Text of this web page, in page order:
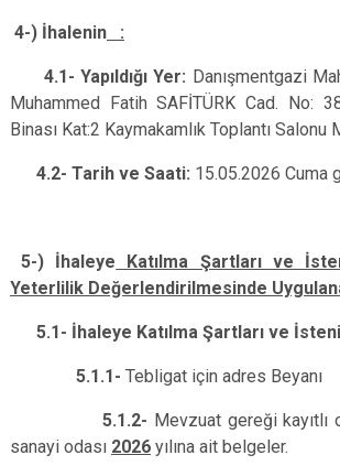
4-) İhalenin :
4.1- Yapıldığı Yer: Danışmentgazi
Muhammed Fatih SAFİTÜRK Cad. No:
Binası Kat:2 Kaymakamlık Toplantı Salonu
4.2- Tarih ve Saati: 15.05.2026 Cuma
5-) İhaleye Katılma Şartları ve
Yeterlilik Değerlendirilmesinde
5.1- İhaleye Katılma Şartları ve
5.1.1- Tebligat için adres Beyanı
5.1.2- Mevzuat gereği kayıtlı
sanayi odası 2026 yılına ait belgeler.